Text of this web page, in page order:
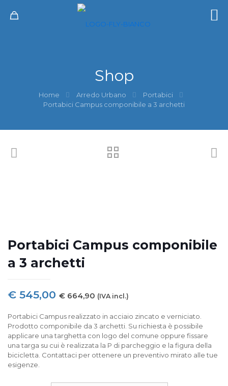
Shop
Home Arredo Urbano
Portabici
Portabici Campus componibile a 3 archetti
Portabici Campus componibile
a 3 archetti
€ 545,00 € 664,90 (IVA incl.)
Portabici Campus realizzato in acciaio zincato e verniciato.
Prodotto componibile da 3 archetti. Su richiesta è possibile
applicare una targhetta con logo del comune oppure fissare
una targa su cui è realizzata la P di parcheggio e la figura della
bicicletta. Contattaci per ottenere un preventivo mirato alle tue
esigenze.